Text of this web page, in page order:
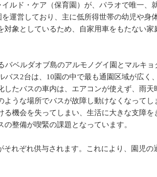
ルド・ケア（保育園）が、パラオで唯一、
運営しており、主に低所得世帯の幼児や身
象としているため、自家用車をもたない
ベルダオブ島のアルモノグイ園とマルキ
ス2台は、10園の中で最も通園区域が広く
たバスの車内は、エアコンが使えず、雨
うな場所でバスが故障し動けなくなって
機会を失ってしまい、生活に大きな支障
整備が喫緊の課題となっています。
れぞれ供与されます。これにより、園児